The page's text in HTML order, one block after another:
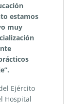
estamos
muy
Ejército
Hospital